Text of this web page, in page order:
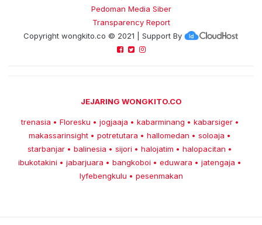
Pedoman Media Siber
Transparency Report
Copyright wongkito.co © 2021 | Support By
JEJARING WONGKITO.CO
trenasia • Floresku • jogjaaja • kabarminang • kabarsiger •
makassarinsight • potretutara • hallomedan • soloaja •
starbanjar • balinesia • sijori • halojatim • halopacitan •
ibukotakini • jabarjuara • bangkoboi • eduwara • jatengaja •
lyfebengkulu • pesenmakan